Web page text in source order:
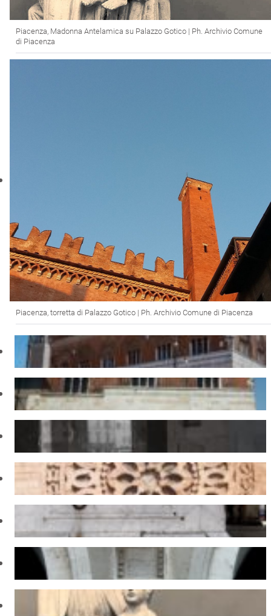
Piacenza, Madonna Antelamica su Palazzo Gotico | Ph. Archivio Comune
di Piacenza
Piacenza, torretta di Palazzo Gotico | Ph. Archivio Comune di Piacenza